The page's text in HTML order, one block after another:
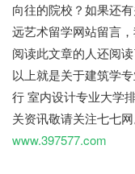
向往的院校？如果还
远艺术留学网站留言
阅读此文章的人还阅
以上就是关于建筑学
行 室内设计专业大学
关资讯敬请关注七七
www.397577.com